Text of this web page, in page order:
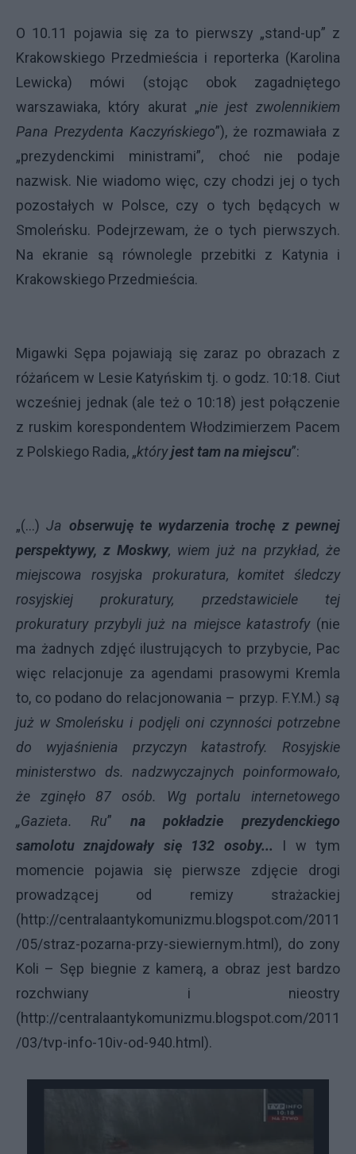
O 10.11 pojawia się za to pierwszy „stand-up” z
Krakowskiego Przedmieścia i reporterka (Karolina
Lewicka) mówi (stojąc obok zagadniętego
warszawiaka, który akurat „nie jest zwolennikiem
Pana Prezydenta Kaczyńskiego”), że rozmawiała z
„prezydenckimi ministrami”, choć nie podaje
nazwisk. Nie wiadomo więc, czy chodzi jej o tych
pozostałych w Polsce, czy o tych będących w
Smoleńsku. Podejrzewam, że o tych pierwszych.
Na ekranie są równolegle przebitki z Katynia i
Krakowskiego Przedmieścia.
Migawki Sępa pojawiają się zaraz po obrazach z
różańcem w Lesie Katyńskim tj. o godz. 10:18. Ciut
wcześniej jednak (ale też o 10:18) jest połączenie
z ruskim korespondentem Włodzimierzem Pacem
z Polskiego Radia, „któryjest tam na miejscu”:
„(...)Ja obserwuję te wydarzenia trochę z pewnej
perspektywy, z Moskwy, wiem już na przykład, że
miejscowa rosyjska prokuratura, komitet śledczy
rosyjskiej prokuratury, przedstawiciele tej
prokuratury przybyli już na miejsce katastrofy(nie
ma żadnych zdjęć ilustrujących to przybycie, Pac
więc relacjonuje za agendami prasowymi Kremla
to, co podano do relacjonowania – przyp. F.Y.M.) są
już w Smoleńsku i podjęli oni czynności potrzebne
do wyjaśnienia przyczyn katastrofy. Rosyjskie
ministerstwo ds. nadzwyczajnych poinformowało,
że zginęło 87 osób. Wg portalu internetowego
„Gazieta. Ru” na pokładzie prezydenckiego
samolotu znajdowały się 132 osoby... I w tym
momencie pojawia się pierwsze zdjęcie drogi
prowadzącej od remizy strażackiej
(http://centralaantykomunizmu.blogspot.com/2011
/05/straz-pozarna-przy-siewiernym.html ), do zony
Koli – Sęp biegnie z kamerą, a obraz jest bardzo
rozchwiany i nieostry
(http://centralaantykomunizmu.blogspot.com/2011
/03/tvp-info-10iv-od-940.html ).